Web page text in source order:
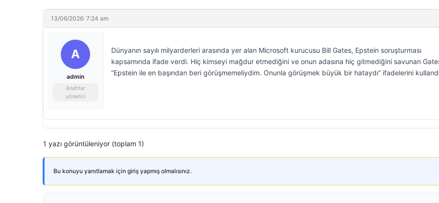
13/06/2026: 7:24 am
A
admin
Anahtar
yönetici
Dünyanın sayılı milyarderleri arasında yer alan Microsoft kurucusu Bill Gates, Epstein soruşturması
kapsamında ifade verdi. Hiç kimseyi mağdur etmediğini ve onun adasına hiç gitmediğini savunan
“Epstein ile en başından beri görüşmemeliydim. Onunla görüşmek büyük bir hataydı” ifadelerini
1 yazı görüntüleniyor (toplam 1)
Bu konuyu yanıtlamak için giriş yapmış olmalısınız.